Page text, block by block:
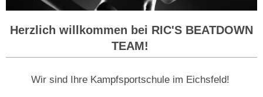
Herzlich willkommen bei RIC'S BEATDOWN
TEAM!
Wir sind Ihre Kampfsportschule im Eichsfeld!